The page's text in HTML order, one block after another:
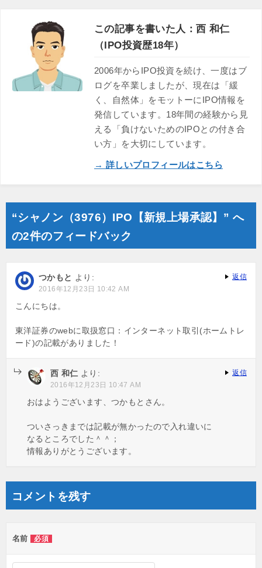
この記事を書いた人：西 和仁
（IPO投資歴18年）
2006年からIPO投資を続け、一度はブ
ログを卒業しましたが、現在は「緩
く、自然体」をモットーにIPO情報を
発信しています。18年間の経験から見
える「負けないためのIPOとの付き合
い方」を大切にしています。
→ 詳しいプロフィールはこちら
“シャノン（3976）IPO【新規上場承認】” へ
の2件のフィードバック
つかもと より:
2016年12月23日 10:42 AM
こんにちは。
東洋証券のwebに取扱窓口：インターネット取引(ホームトレ
ード)の記載がありました！
返信
西 和仁 より:
2016年12月23日 10:47 AM
おはようございます、つかもとさん。
ついさっきまでは記載が無かったので入れ違いに
なるところでした＾＾；
情報ありがとうございます。
返信
コメントを残す
名前 必須